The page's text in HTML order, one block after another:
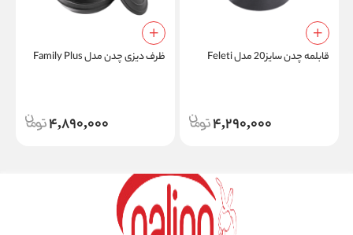
قابلمه چدن سایز20 مدل Feleti
4,290,000
ظرف دیزی چدن مدل Family Plus
4,890,000